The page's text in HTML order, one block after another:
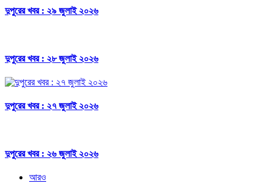
দুপুরের খবর : ২৯ জুলাই ২০২৬
দুপুরের খবর : ২৮ জুলাই ২০২৬
দুপুরের খবর : ২৭ জুলাই ২০২৬
দুপুরের খবর : ২৬ জুলাই ২০২৬
আরও